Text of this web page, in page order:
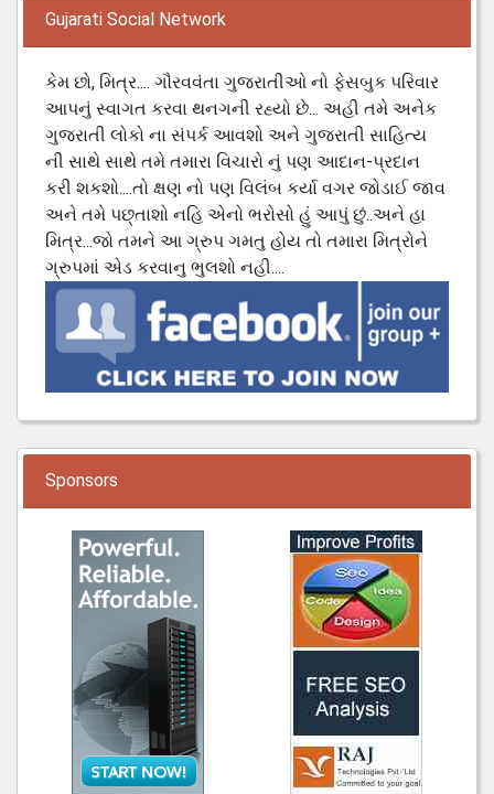
Gujarati Social Network
કેમ છો, મિત્ર.... ગૌરવવંતા ગુજરાતીઓ નો ફેસબુક પરિવાર
આપનું સ્વાગત કરવા થનગની રહ્યો છે... અહી તમે અનેક
ગુજરાતી લોકો ના સંપર્ક આવશો અને ગુજરાતી સાહિત્ય
ની સાથે સાથે તમે તમારા વિચારો નું પણ આદાન-પ્રદાન
કરી શકશો....તો ક્ષણ નો પણ વિલંબ કર્યા વગર જોડાઈ જાવ
અને તમે પછ્તાશો નહિ એનો ભરોસો હું આપું છું..અને હા
મિત્ર...જો તમને આ ગ્રુપ ગમતુ હોય તો તમારા મિત્રોને
ગ્રુપમાં એડ કરવાનુ ભુલશો નહી....
Sponsors